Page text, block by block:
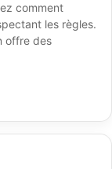
comment
les règles.
offre des